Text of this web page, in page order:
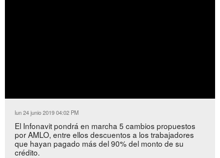
lun 24 junio 2019 04:02 PM
El Infonavit pondrá en marcha 5 cambios propuestos
por AMLO, entre ellos descuentos a los trabajadores
que hayan pagado más del 90% del monto de su
crédito.